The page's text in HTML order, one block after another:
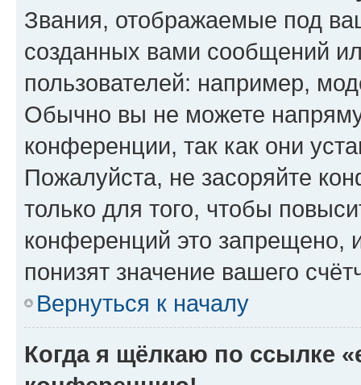
Звания, отображаемые под
созданных вами сообщений
пользователей: например,
Обычно вы не можете
конференции, так как они
Пожалуйста, не засоряйте
только для того, чтобы
конференций это запрещено,
понизят значение вашего
Вернуться к началу
Когда я щёлкаю по ссылке